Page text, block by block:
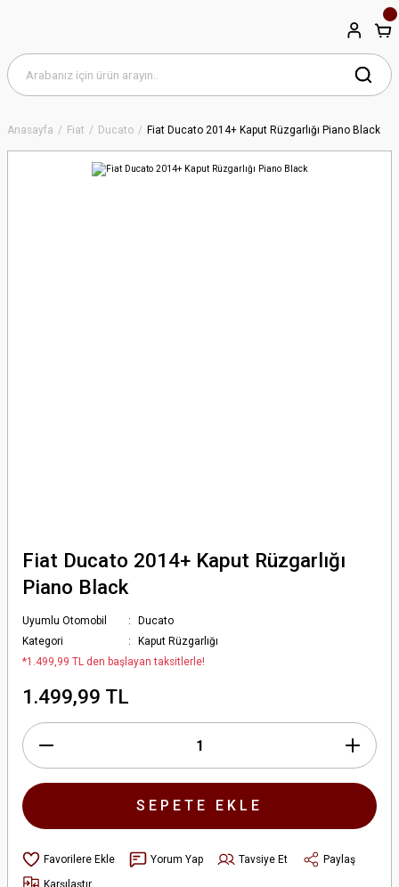
Anasayfa Fiat Ducato Fiat Ducato 2014+ Kaput Rüzgarlığı Piano Black
Fiat Ducato 2014+ Kaput Rüzgarlığı
Piano Black
Uyumlu Otomobil
Ducato
Kategori
Kaput Rüzgarlığı
*1.499,99 TL den başlayan taksitlerle!
1.499,99 TL
SEPETE EKLE
Yorum Yap Tavsiye Et
Paylaş
Karşılaştır